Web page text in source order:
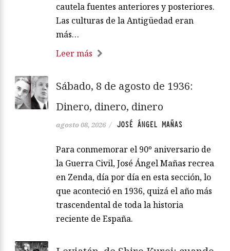
cautela fuentes anteriores y posteriores.
Las culturas de la Antigüedad eran
más…
Leer más
Sábado, 8 de agosto de 1936:
Dinero, dinero, dinero
agosto 08, 2026 / JOSÉ ÁNGEL MAÑAS
Para conmemorar el 90º aniversario de
la Guerra Civil, José Ángel Mañas recrea
en Zenda, día por día en esta sección, lo
que aconteció en 1936, quizá el año más
trascendental de toda la historia
reciente de España.